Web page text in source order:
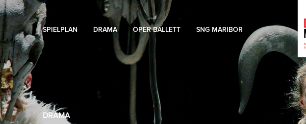
SPIELPLAN DRAMA OPER BALLETT SNG MARIBOR
DRAMA